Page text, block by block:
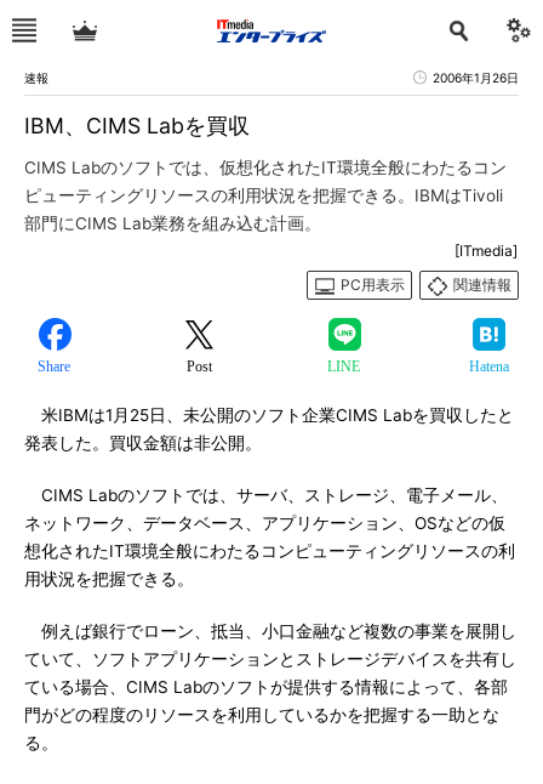
速報 2006年1月26日
IBM、CIMS Labを買収
CIMS Labのソフトでは、仮想化されたIT環境全般にわたるコン
ピューティングリソースの利用状況を把握できる。IBMはTivoli
部門にCIMS Lab業務を組み込む計画。
[ITmedia]
PC用表示
関連情報
Share Post LINE Hatena
米IBMは1月25日、未公開のソフト企業CIMS Labを買収したと
発表した。買収金額は非公開。
CIMS Labのソフトでは、サーバ、ストレージ、電子メール、
ネットワーク、データベース、アプリケーション、OSなどの仮
想化されたIT環境全般にわたるコンピューティングリソースの利
用状況を把握できる。
例えば銀行でローン、抵当、小口金融など複数の事業を展開し
ていて、ソフトアプリケーションとストレージデバイスを共有し
ている場合、CIMS Labのソフトが提供する情報によって、各部
門がどの程度のリソースを利用しているかを把握する一助とな
る。